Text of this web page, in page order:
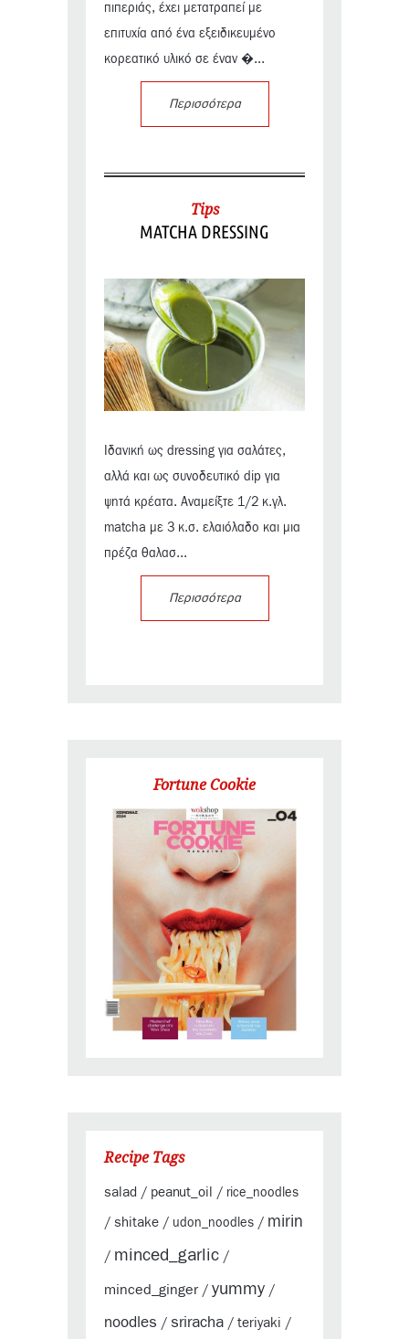
πιπεριάς, έχει μετατραπεί με
επιτυχία από ένα εξειδικευμένο
κορεατικό υλικό σε έναν �...
Περισσότερα
Tips
MATCHA DRESSING
Ιδανική ως dressing για σαλάτες,
αλλά και ως συνοδευτικό dip για
ψητά κρέατα. Αναμείξτε 1/2 κ.γλ.
matcha με 3 κ.σ. ελαιόλαδο και μια
πρέζα θαλασ...
Περισσότερα
Fortune Cookie
Recipe Tags
salad / peanut_oil / rice_noodles
/ shitake / udon_noodles / mirin
/ minced_garlic /
minced_ginger/ yummy /
noodles / sriracha / teriyaki /